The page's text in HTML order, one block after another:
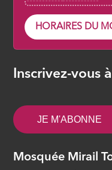
HORAIRES DU
Inscrivez-vous
JE M'ABONNE
Mosquée Mirail